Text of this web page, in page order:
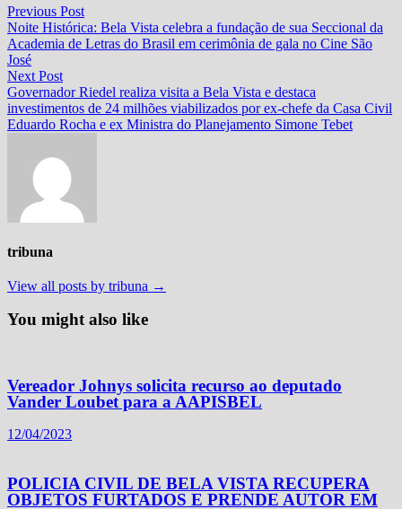
Navegação
de
Post
Previous PostPrevious
post:
Noite Histórica: Bela Vista celebra a fundação de sua Seccional da
Academia de Letras do Brasil em cerimônia de gala no Cine São
José
Next PostNext
post:
Governador Riedel realiza visita a Bela Vista e destaca
investimentos de 24 milhões viabilizados por ex-chefe da Casa Civil
Eduardo Rocha e ex Ministra do Planejamento Simone Tebet
tribuna
View all posts by tribuna →
You might also like
Vereador Johnys solicita recurso ao deputado
Vander Loubet para a AAPISBEL
12/04/2023
POLICIA CIVIL DE BELA VISTA RECUPERA
OBJETOS FURTADOS E PRENDE AUTOR EM